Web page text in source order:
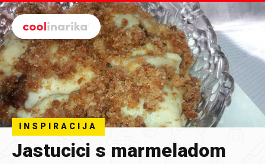
Preskoči na glavni sadržaj
INSPIRACIJA
Jastucici s marmeladom